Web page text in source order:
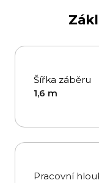
Šířka záběru
1,6 m
Pracovní